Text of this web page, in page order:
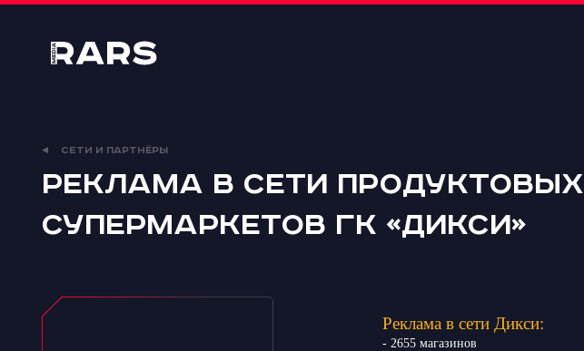
RARS
СЕТИ И ПАРТНЁРЫ
Реклама в сети продуктовых
супермаркетов ГК «Дикси»
Реклама в сети Дикси:
- 2655 магазинов